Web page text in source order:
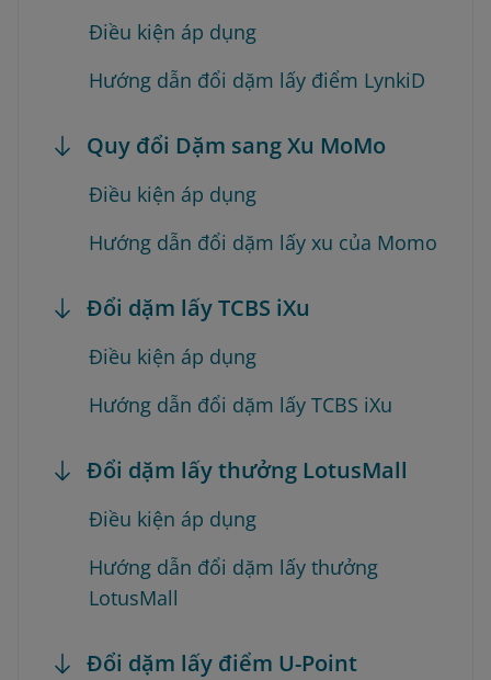
Điều kiện áp dụng
Hướng dẫn đổi dặm lấy điểm LynkiD
Quy đổi Dặm sang Xu MoMo
Điều kiện áp dụng
Hướng dẫn đổi dặm lấy xu của Momo
Đổi dặm lấy TCBS iXu
Điều kiện áp dụng
Hướng dẫn đổi dặm lấy TCBS iXu
Đổi dặm lấy thưởng LotusMall
Điều kiện áp dụng
Hướng dẫn đổi dặm lấy thưởng
LotusMall
Đổi dặm lấy điểm U-Point